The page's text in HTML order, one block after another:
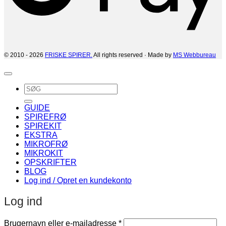
© 2010 - 2026 FRISKE SPIRER.All rights reserved · Made by MS Webbureau
Søg
efter:
GUIDE
SPIREFRØ
SPIREKIT
EKSTRA
MIKROFRØ
MIKROKIT
OPSKRIFTER
BLOG
Log ind / Opret en kundekonto
Log ind
Brugernavn eller e-mailadresse *Påkrævet